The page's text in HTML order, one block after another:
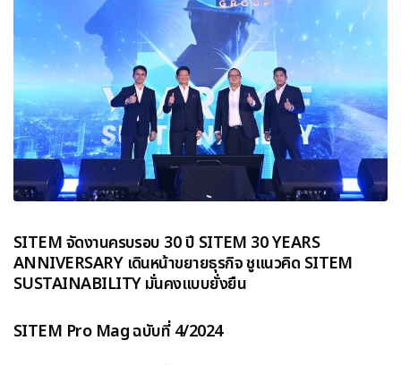
SITEM จัดงานครบรอบ 30 ปี SITEM 30 YEARS
ANNIVERSARY เดินหน้าขยายธุรกิจ ชูแนวคิด SITEM
SUSTAINABILITY มั่นคงแบบยั่งยืน
SITEM Pro Mag ฉบับที่ 4/2024